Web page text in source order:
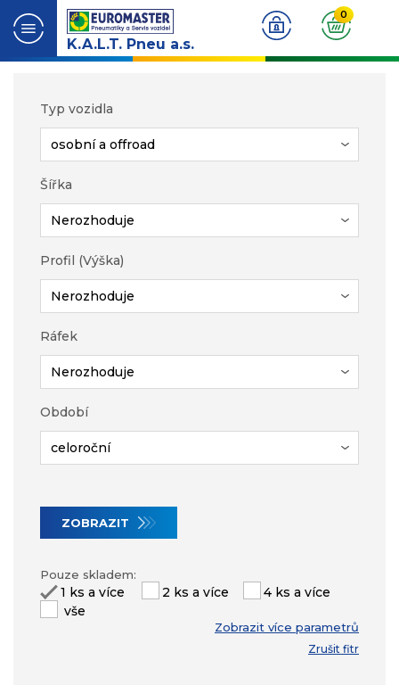
K.A.L.T. Pneu a.s.
0
Typ vozidla
Šířka
Profil (Výška)
Ráfek
Období
ZOBRAZIT
Pouze skladem:
1 ks a více 2 ks a více
4 ks a více
vše
Zrušit fitr